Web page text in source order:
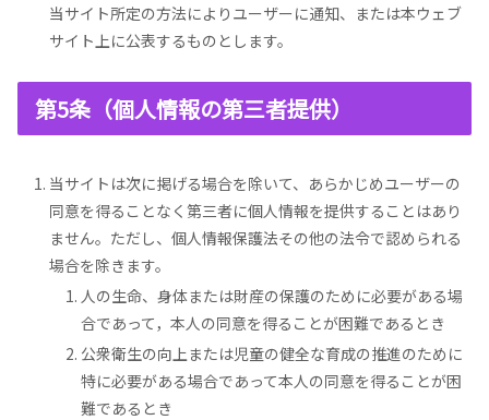
当サイト所定の方法によりユーザーに通知、または本ウェブ
サイト上に公表するものとします。
第5条（個人情報の第三者提供）
当サイトは次に掲げる場合を除いて、あらかじめユーザーの
同意を得ることなく第三者に個人情報を提供することはあり
ません。ただし、個人情報保護法その他の法令で認められる
場合を除きます。
人の生命、身体または財産の保護のために必要がある場
合であって，本人の同意を得ることが困難であるとき
公衆衛生の向上または児童の健全な育成の推進のために
特に必要がある場合であって本人の同意を得ることが困
難であるとき